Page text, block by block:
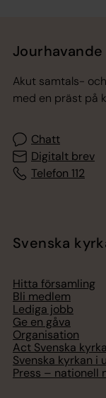
Akut samtals-
med en präst på
Chatt
Digitalt brev
Telefon 112
Svenska
Hitta församling
Bli medlem
Lediga jobb
Ge en gåva
Organisation
Act Svenska
Svenska kyrkan i
Press – nationell